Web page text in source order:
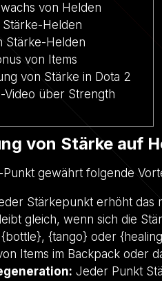
von Helden
Stärke-Helden
Stärke-Helden
von Items
von Stärke in Dota 2
Video über Strength
von Stärke auf
gewährt folgende
Stärkepunkt erhöht das
gleich, wenn sich die
{bottle}, {tango} oder
Items im Backpack oder
Jeder Punkt